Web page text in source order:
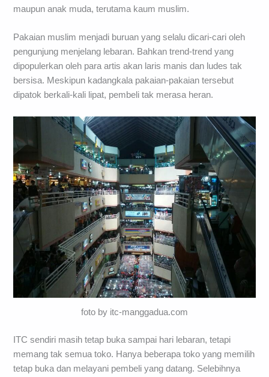
maupun anak muda, terutama kaum muslim.
Pakaian muslim menjadi buruan yang selalu dicari-cari oleh
pengunjung menjelang lebaran. Bahkan trend-trend yang
dipopulerkan oleh para artis akan laris manis dan ludes tak
bersisa. Meskipun kadangkala pakaian-pakaian tersebut
dipatok berkali-kali lipat, pembeli tak merasa heran.
foto by itc-manggadua.com
ITC sendiri masih tetap buka sampai hari lebaran, tetapi
memang tak semua toko. Hanya beberapa toko yang memilih
tetap buka dan melayani pembeli yang datang. Selebihnya